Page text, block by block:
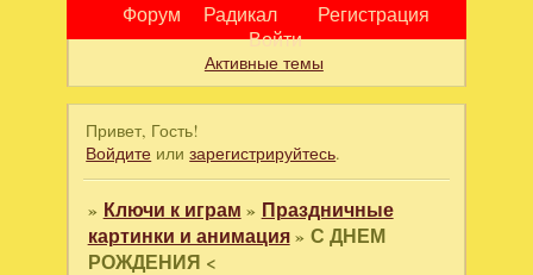
Форум Радикал
Регистрация
Войти
Активные темы
Привет, Гость!
Войдите илизарегистрируйтесь.
» Ключи к играм » Праздничные
картинки и анимация» С ДНЕМ
РОЖДЕНИЯ <